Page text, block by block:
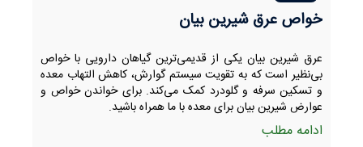
خواص عرق شیرین بیان
عرق شیرین بیان یکی از قدیمی‌ترین گیاهان دارویی با خواص
بی‌نظیر است که به تقویت سیستم گوارش، کاهش التهاب معده
و تسکین سرفه و گلودرد کمک می‌کند. برای خواندن خواص و
عوارض شیرین بیان برای معده با ما همراه باشید.
ادامه مطلب